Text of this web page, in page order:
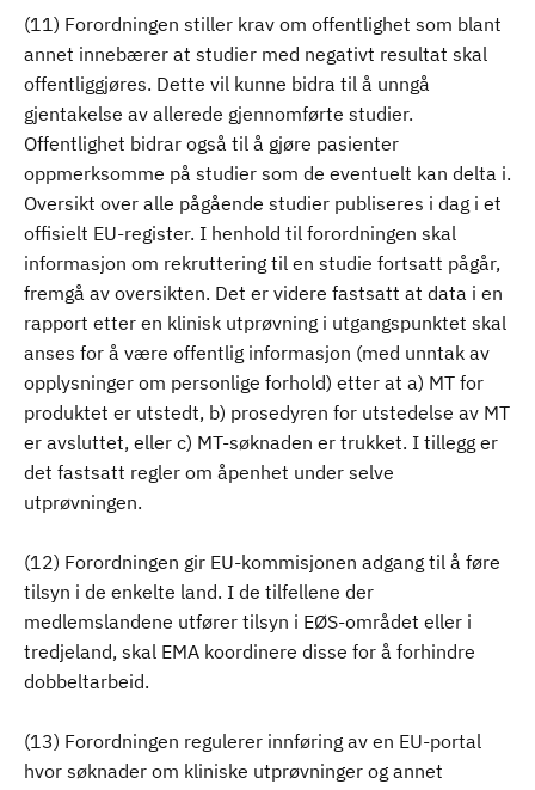
(11) Forordningen stiller krav om offentlighet som blant
annet innebærer at studier med negativt resultat skal
offentliggjøres. Dette vil kunne bidra til å unngå
gjentakelse av allerede gjennomførte studier.
Offentlighet bidrar også til å gjøre pasienter
oppmerksomme på studier som de eventuelt kan delta i.
Oversikt over alle pågående studier publiseres i dag i et
offisielt EU-register. I henhold til forordningen skal
informasjon om rekruttering til en studie fortsatt pågår,
fremgå av oversikten. Det er videre fastsatt at data i en
rapport etter en klinisk utprøvning i utgangspunktet skal
anses for å være offentlig informasjon (med unntak av
opplysninger om personlige forhold) etter at a) MT for
produktet er utstedt, b) prosedyren for utstedelse av MT
er avsluttet, eller c) MT-søknaden er trukket. I tillegg er
det fastsatt regler om åpenhet under selve
utprøvningen.
(12) Forordningen gir EU-kommisjonen adgang til å føre
tilsyn i de enkelte land. I de tilfellene der
medlemslandene utfører tilsyn i EØS-området eller i
tredjeland, skal EMA koordinere disse for å forhindre
dobbeltarbeid.
(13) Forordningen regulerer innføring av en EU-portal
hvor søknader om kliniske utprøvninger og annet